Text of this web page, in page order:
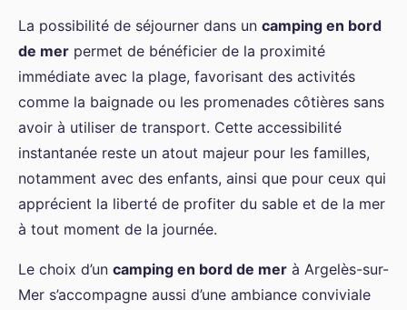
La possibilité de séjourner dans un camping en bord
de mer permet de bénéficier de la proximité
immédiate avec la plage, favorisant des activités
comme la baignade ou les promenades côtières sans
avoir à utiliser de transport. Cette accessibilité
instantanée reste un atout majeur pour les familles,
notamment avec des enfants, ainsi que pour ceux qui
apprécient la liberté de profiter du sable et de la mer
à tout moment de la journée.
Le choix d’un camping en bord de mer à Argelès-sur-
Mer s’accompagne aussi d’une ambiance conviviale